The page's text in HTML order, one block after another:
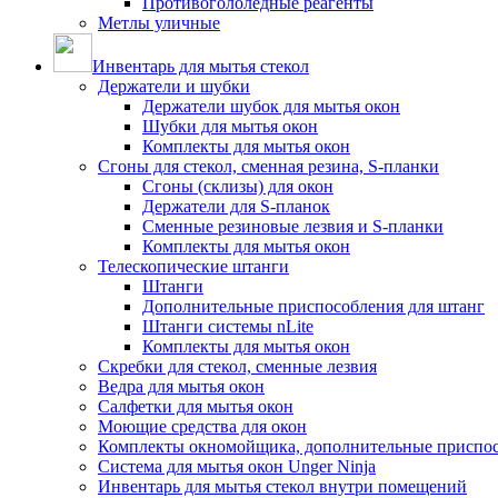
Метлы уличные
Инвентарь для мытья стекол
Держатели и шубки
Держатели шубок для мытья окон
Шубки для мытья окон
Комплекты для мытья окон
Сгоны для стекол, сменная резина, S-планки
Сгоны (склизы) для окон
Держатели для S-планок
Сменные резиновые лезвия и S-планки
Комплекты для мытья окон
Телескопические штанги
Штанги
Дополнительные приспособления для штанг
Штанги системы nLite
Комплекты для мытья окон
Скребки для стекол, сменные лезвия
Ведра для мытья окон
Салфетки для мытья окон
Моющие средства для окон
Комплекты окномойщика, дополнительные
Система для мытья окон Unger Ninja
Инвентарь для мытья стекол внутри помещений